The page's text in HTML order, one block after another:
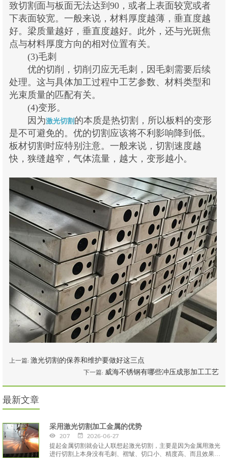
致切割面与板面无法达到90，或者上表面较宽或者
下表面较宽。一般来说，材料厚度越薄，垂直度越
好。梁质量越好，垂直度越好。此外，还与光斑焦
点与材料厚度方向的相对位置有关。
(3)毛刺
优的切削，切削刃应无毛刺，因毛刺需要后续
处理。这与具体加工过程中工艺参数、材料类型和
光束质量的匹配有关。
(4)变形。
因为激光切割 的本质是热切割，所以板料的变形
是不可避免的。优的切割应该将不利影响降到低。
板材切割时应特别注意。一般来说，切割速度越
快，狭缝越窄，气体流量，越大，变形越小。
上一篇: 激光切割的保养和维护要做好这三点
下一篇: 威海不锈钢有哪些冲压成形加工工艺
最新文章
采用激光切割加工金属的优势
207
2026-06-27
提起金属切割就会让人联想起激光切割，主要是因为金属用激光
进行切割上本身没有毛刺、褶皱、切口小、精度高、而且效果比